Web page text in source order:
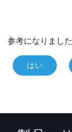
参考になりまし
はい